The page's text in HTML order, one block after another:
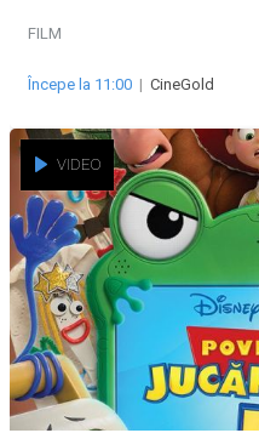
FILM
Începe la 11:00 | CineGold
VIDEO